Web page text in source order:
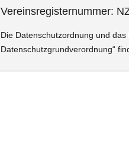
Vereinsregisternummer:
Die Datenschutzordnung und
Datenschutzgrundverordnung“